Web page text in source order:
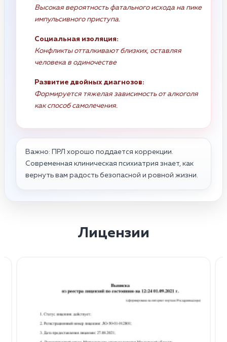
Высокая вероятность фатального исхода на пике
импульсивного приступа.
Социальная изоляция:
Конфликты отталкивают близких, оставляя
человека в одиночестве
Развитие двойных диагнозов:
Формируется тяжелая зависимость от алкоголя
как способ самолечения.
Важно: ПРЛ хорошо поддается коррекции.
Современная клиническая психиатрия знает, как
вернуть вам радость безопасной и ровной жизни.
Лицензии